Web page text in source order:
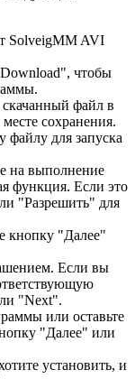
SolveigMM AVI
чтобы
скачанный файл в
сохранения.
для запуска
на выполнение
функция. Если это
"Разрешить" для
кнопку "Далее"
Если вы
"Next".
или оставьте
"Далее" или
установить, и